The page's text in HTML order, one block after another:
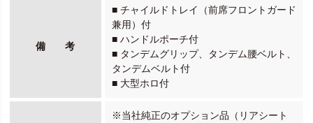
備 考
■ チャイルドトレイ（前席フロントガード
兼用）付
■ ハンドルポーチ付
■ タンデムグリップ、タンデム腰ベルト、
タンデムベルト付
■ 大型ホロ付
※当社純正のオプション品（リアシート